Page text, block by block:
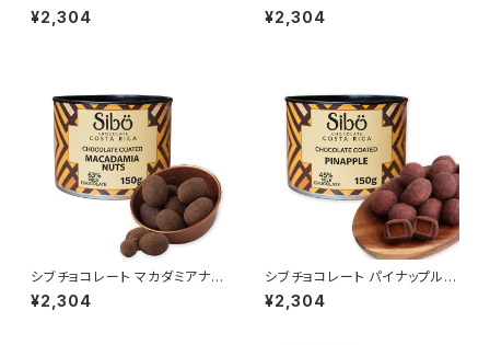
ナモン ミルクチョコレートカバー
ド カカオ45％ SibuChocolat
¥2,304
ードカプチーノチョコレート カカ
オ45％ SibuChocolate
¥2,304
シブチョコレート マカダミアナッ
ツミルクチョコレートカバード カ
カオ63% SibuChocolate
¥2,304
シブチョコレート パイナップル
ミルクチョコレートカバード カカ
オ45％ SibuChocolate
¥2,304